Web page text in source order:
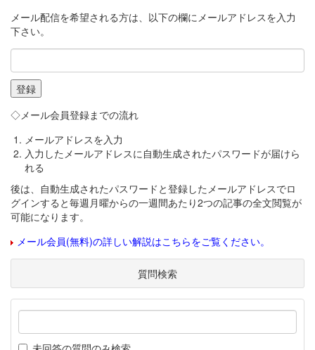
メール配信を希望される方は、以下の欄にメールアドレスを入力
下さい。
◇メール会員登録までの流れ
メールアドレスを入力
入力したメールアドレスに自動生成されたパスワードが届けら
れる
後は、自動生成されたパスワードと登録したメールアドレスでロ
グインすると毎週月曜からの一週間あたり2つの記事の全文閲覧が
可能になります。
メール会員(無料)の詳しい解説はこちらをご覧ください。
質問検索